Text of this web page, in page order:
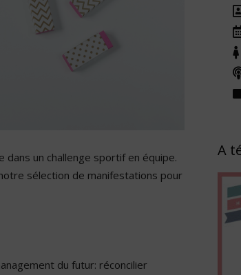
dans un challenge sportif en équipe.
sélection de manifestations pour
du futur: réconcilier
A